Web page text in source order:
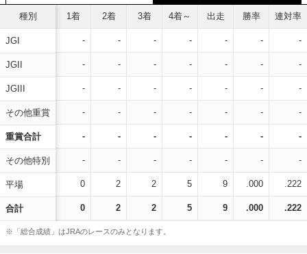
種別
JGI
JGII
JGIII
その他重賞
重賞合計
その他特別
平場
合計
1着 2着 3着 4着～ 出走 勝率 連対率
- - - - - - -
- - - - - - -
- - - - - - -
- - - - - - -
- - - - - - -
- - - - - - -
0 2 2 5 9 .000 .222
0 2 2 5 9 .000 .222
※「総合成績」はJRAのレースのみとなります。